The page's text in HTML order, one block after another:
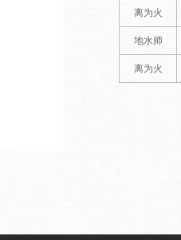
离为火
地水师
离为火